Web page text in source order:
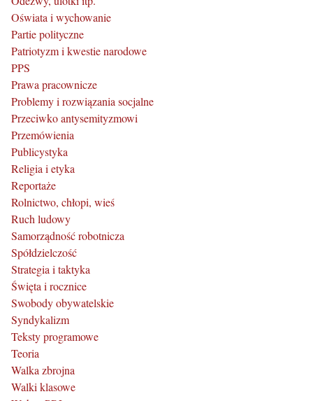
Oświata i wychowanie
Partie polityczne
Patriotyzm i kwestie narodowe
PPS
Prawa pracownicze
Problemy i rozwiązania socjalne
Przeciwko antysemityzmowi
Przemówienia
Publicystyka
Religia i etyka
Reportaże
Rolnictwo, chłopi, wieś
Ruch ludowy
Samorządność robotnicza
Spółdzielczość
Strategia i taktyka
Święta i rocznice
Swobody obywatelskie
Syndykalizm
Teksty programowe
Teoria
Walka zbrojna
Walki klasowe